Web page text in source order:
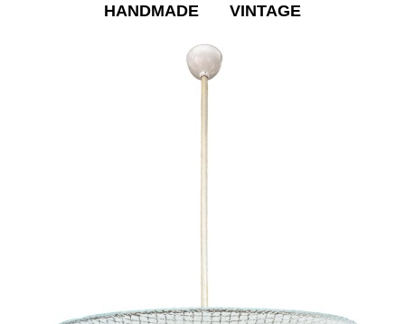
HANDMADE VINTAGE